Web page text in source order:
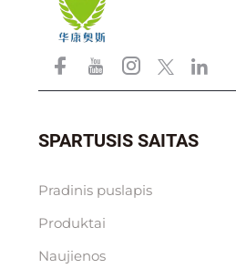
SPARTUSIS SAITAS
Pradinis puslapis
Produktai
Naujienos